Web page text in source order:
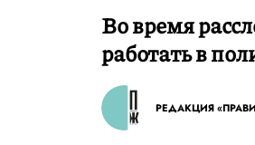
Во время
работать в
РЕДАКЦИЯ